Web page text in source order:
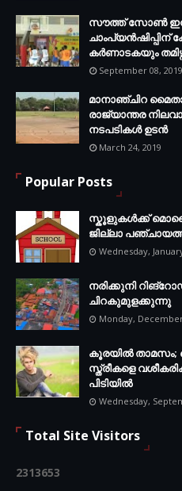
സൗത്ത് സോണ്‍
ചാംപ്യന്‍ഷിപ്പിന്
കർണാടകയും
September 08, 2019
മാനാഞ്ചിറ
രാജ്യാന്തര
നടപടികള്‍ ഉടന്‍
March 24, 2019
Popular Posts
സ്കൂളുകൾക്ക്
ജില്ലാ
Wednesday,
നരിക്കുനി
ചിറകുമുളക്കുന്നു
Monday,
കൂരയില്‍
സ്ത്രീകളെ
പിടിയിൽ
Wednesday,
Total Site Visitors
2313653